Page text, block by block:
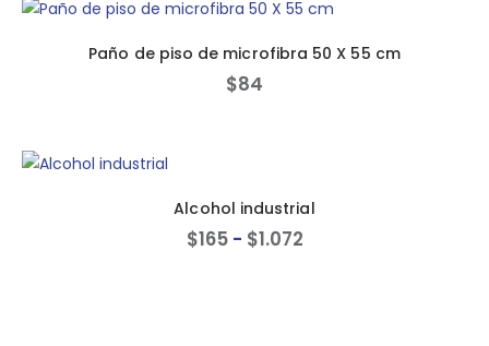
Paño de piso de microfibra 50 X 55 cm
$84
Alcohol industrial
$165 - $1.072